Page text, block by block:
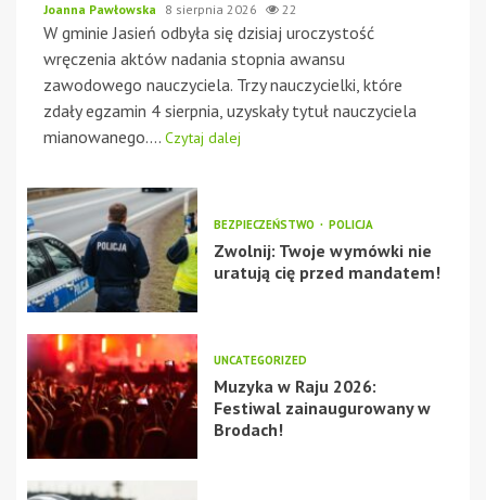
Joanna Pawłowska 8 sierpnia 2026 22
W gminie Jasień odbyła się dzisiaj uroczystość
wręczenia aktów nadania stopnia awansu
zawodowego nauczyciela. Trzy nauczycielki, które
zdały egzamin 4 sierpnia, uzyskały tytuł nauczyciela
mianowanego.... Czytaj dalej
BEZPIECZEŃSTWO POLICJA
Zwolnij: Twoje wymówki nie
uratują cię przed mandatem!
UNCATEGORIZED
Muzyka w Raju 2026:
Festiwal zainaugurowany w
Brodach!